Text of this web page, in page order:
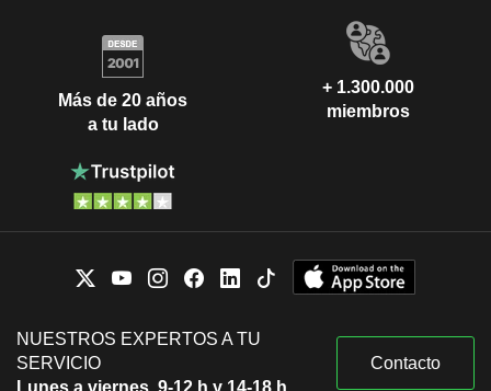
Más de 20 años
a tu lado
+ 1.300.000
miembros
NUESTROS EXPERTOS A TU
SERVICIO
Lunes a viernes, 9-12 h y 14-18 h
Contacto